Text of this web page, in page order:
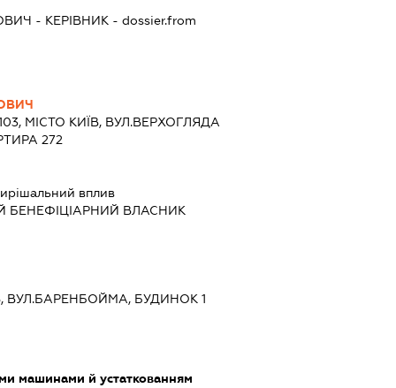
- КЕРІВНИК- dossier.from
МІСТО КИЇВ, ВУЛ.ВЕРХОГЛЯДА
272
вплив
БЕНЕФІЦІАРНИЙ ВЛАСНИК
ВУЛ.БАРЕНБОЙМА, БУДИНОК 1
машинами й устаткованням